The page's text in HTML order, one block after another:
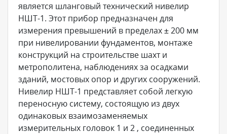
является шланговый технический нивелир
НШТ-1. Этот прибор предназначен для
измерения превышений в пределах ± 200 мм
при нивелировании фундаментов, монтаже
конструкций на строительстве шахт и
метрополитена, наблюдениях за осадками
зданий, мостовых опор и других сооружений.
Нивелир НШТ-1 представляет собой легкую
переносную систему, состоящую из двух
одинаковых взаимозаменяемых
измерительных головок 1 и 2 , соединенных